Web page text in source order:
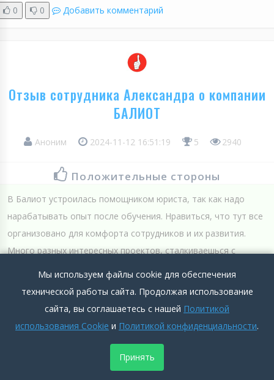
0 0 Добавить комментарий
Отзыв сотрудника Александра о компании
БАЛИОТ
Аноним 2024-11-12 16:51:19 5 2940
Положительные стороны
В Балиот устроилась помощником юриста, так как надо
нарабатывать опыт после обучения. Нравиться, что тут все
организовано для комфорта сотрудников и их развития.
Много разных интересных проектов, сталкиваешься с
Подробнее >>
Мы используем файлы cookie для обеспечения
технической работы сайта. Продолжая использование
сайта, вы соглашаетесь с нашей Политикой
использования Cookie и Политикой конфиденциальности.
Принять